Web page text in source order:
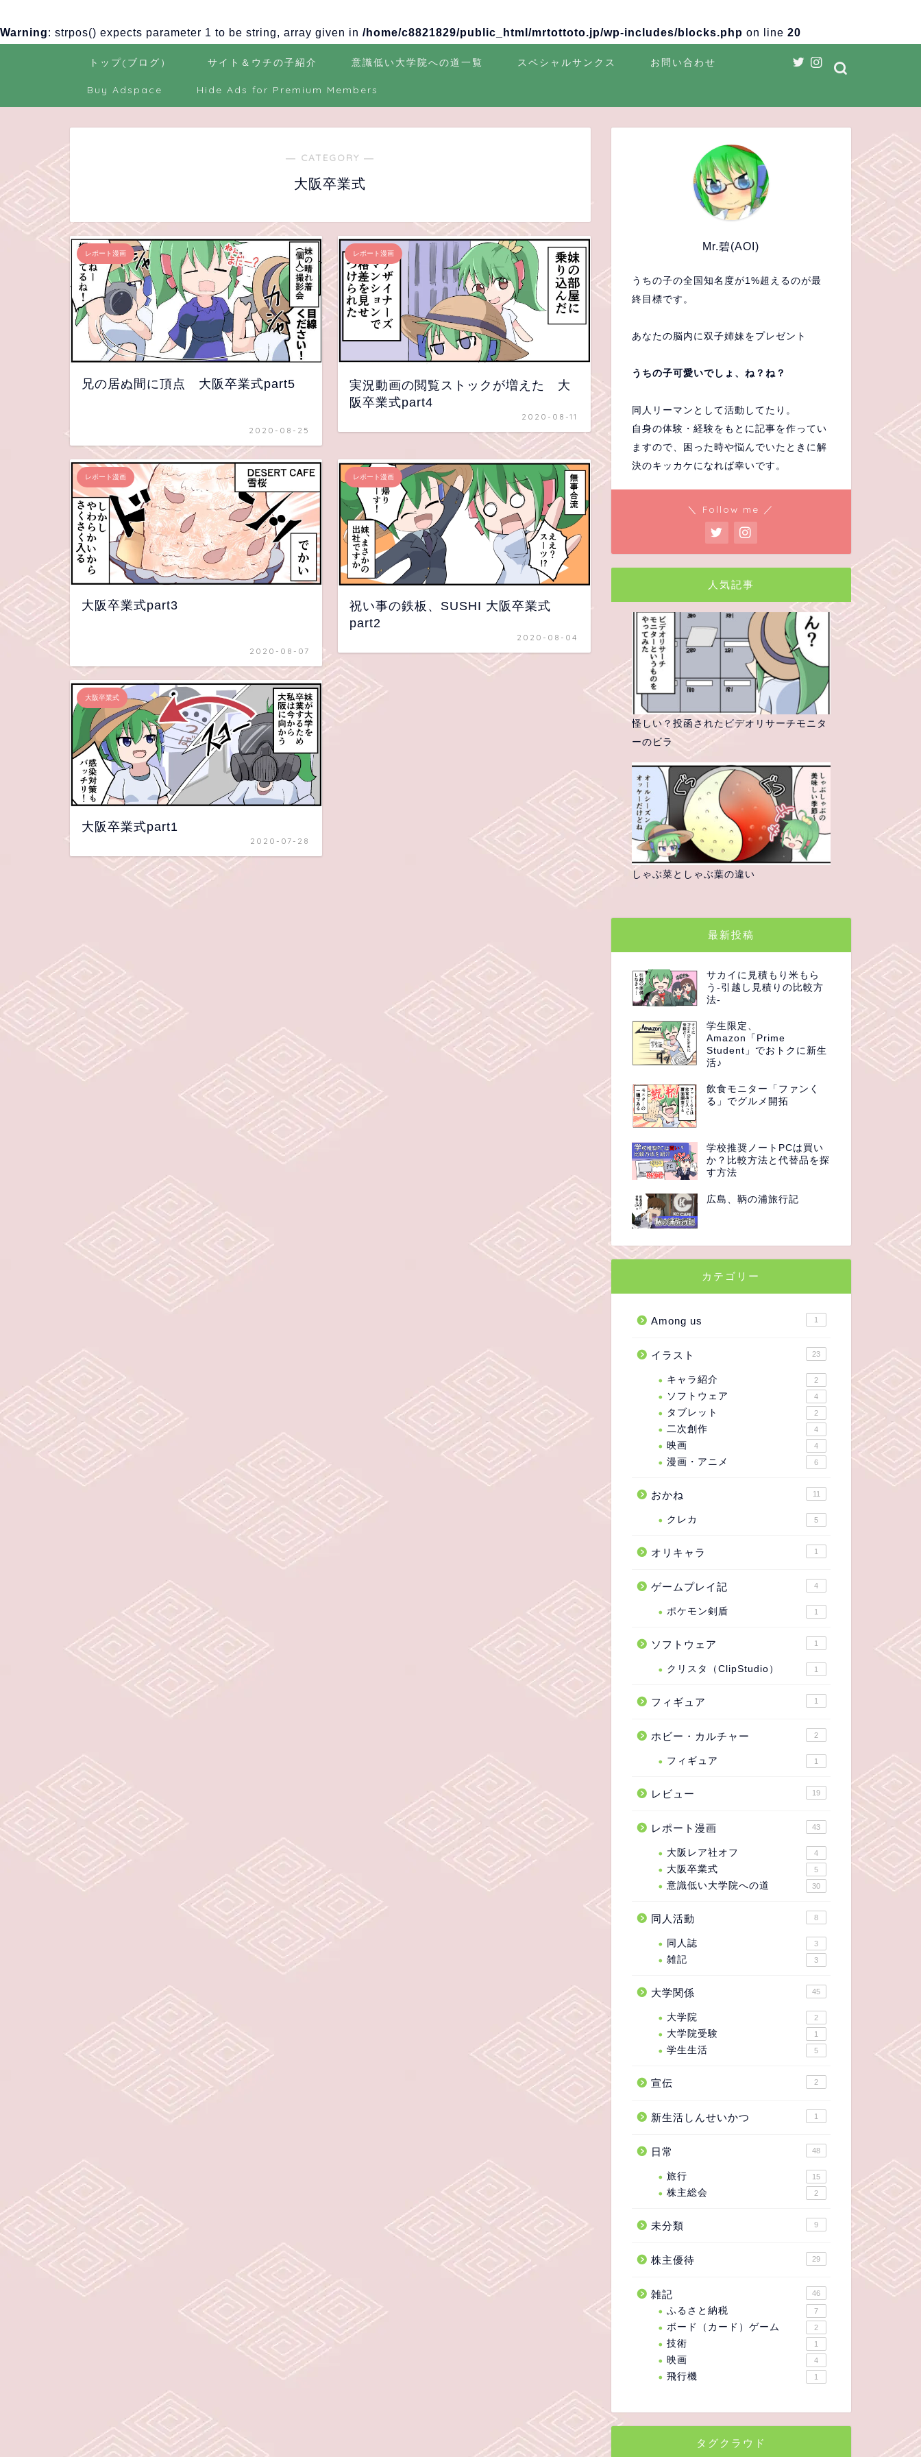
Warning: strpos() expects parameter 1 to be string, array given in /home/c8821829/public_html/mrtottoto.jp/wp-includes/blocks.php on line 20
トップ(ブログ） サイト＆ウチの子紹介 意識低い大学院への道一覧 スペシャルサンクス お問い合わせ
Buy Adspace Hide Ads for Premium Members
― CATEGORY ―
大阪卒業式
レポート漫画
兄の居ぬ間に頂点 大阪卒業式part5
2020-08-25
レポート漫画
実況動画の閲覧ストックが増えた 大
阪卒業式part4
2020-08-11
レポート漫画
大阪卒業式part3
2020-08-07
レポート漫画
祝い事の鉄板、SUSHI 大阪卒業式
part2
2020-08-04
大阪卒業式
大阪卒業式part1
2020-07-28
Mr.碧(AOI)
うちの子の全国知名度が1%超えるのが最
終目標です。
あなたの脳内に双子姉妹をプレゼント
うちの子可愛いでしょ、ね？ね？
同人リーマンとして活動してたり。
自身の体験・経験をもとに記事を作ってい
ますので、困った時や悩んでいたときに解
決のキッカケになれば幸いです。
＼ Follow me ／
人気記事
怪しい？投函されたビデオリサーチモニタ
ーのビラ
しゃぶ菜としゃぶ葉の違い
最新投稿
サカイに見積もり米もら
う-引越し見積りの比較方
法-
学生限定、
Amazon「Prime
Student」でおトクに新生
活♪
飲食モニター「ファンく
る」でグルメ開拓
学校推奨ノートPCは買い
か？比較方法と代替品を探
す方法
広島、鞆の浦旅行記
カテゴリー
Among us 1
イラスト 23
キャラ紹介 2
ソフトウェア 4
タブレット 2
二次創作 4
映画 4
漫画・アニメ 6
おかね 11
クレカ 5
オリキャラ 1
ゲームプレイ記 4
ポケモン剣盾 1
ソフトウェア 1
クリスタ（ClipStudio） 1
フィギュア 1
ホビー・カルチャー 2
フィギュア 1
レビュー 19
レポート漫画 43
大阪レア社オフ 4
大阪卒業式 5
意識低い大学院への道 30
同人活動 8
同人誌 3
雑記 3
大学関係 45
大学院 2
大学院受験 1
学生生活 5
宣伝 2
新生活しんせいかつ 1
日常 48
旅行 15
株主総会 2
未分類 9
株主優待 29
雑記 46
ふるさと納税 7
ボード（カード）ゲーム 2
技術 1
映画 4
飛行機 1
タグクラウド